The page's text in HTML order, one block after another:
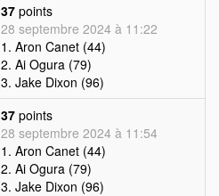
37 points
28 septembre 2024 à 11:22
1. Aron Canet (44)
2. Ai Ogura (79)
3. Jake Dixon (96)
37 points
28 septembre 2024 à 11:54
1. Aron Canet (44)
2. Ai Ogura (79)
3. Jake Dixon (96)